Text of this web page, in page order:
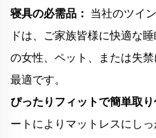
寝具の必需品： 当社のツイ
ドは、ご家族皆様に快適な
の女性、ペット、または失
最適です。
ぴったりフィットで簡単取り
ートによりマットレスにし